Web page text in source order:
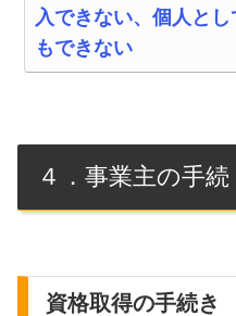
入できない、個人とし
もできない
４．事業主の手続
資格取得の手続き